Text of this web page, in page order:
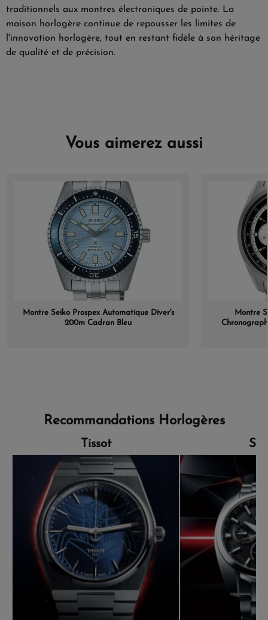
traditionnels aux montres électroniques de pointe. La
maison horlogère continue de repousser les limites de
l'innovation horlogère, tout en restant fidèle à son héritage
de qualité et de précision.
Vous aimerez aussi
Montre Seiko Prospex Automatique Diver's
200m Cadran Bleu
Montre
Recommandations Horlogères
Tissot